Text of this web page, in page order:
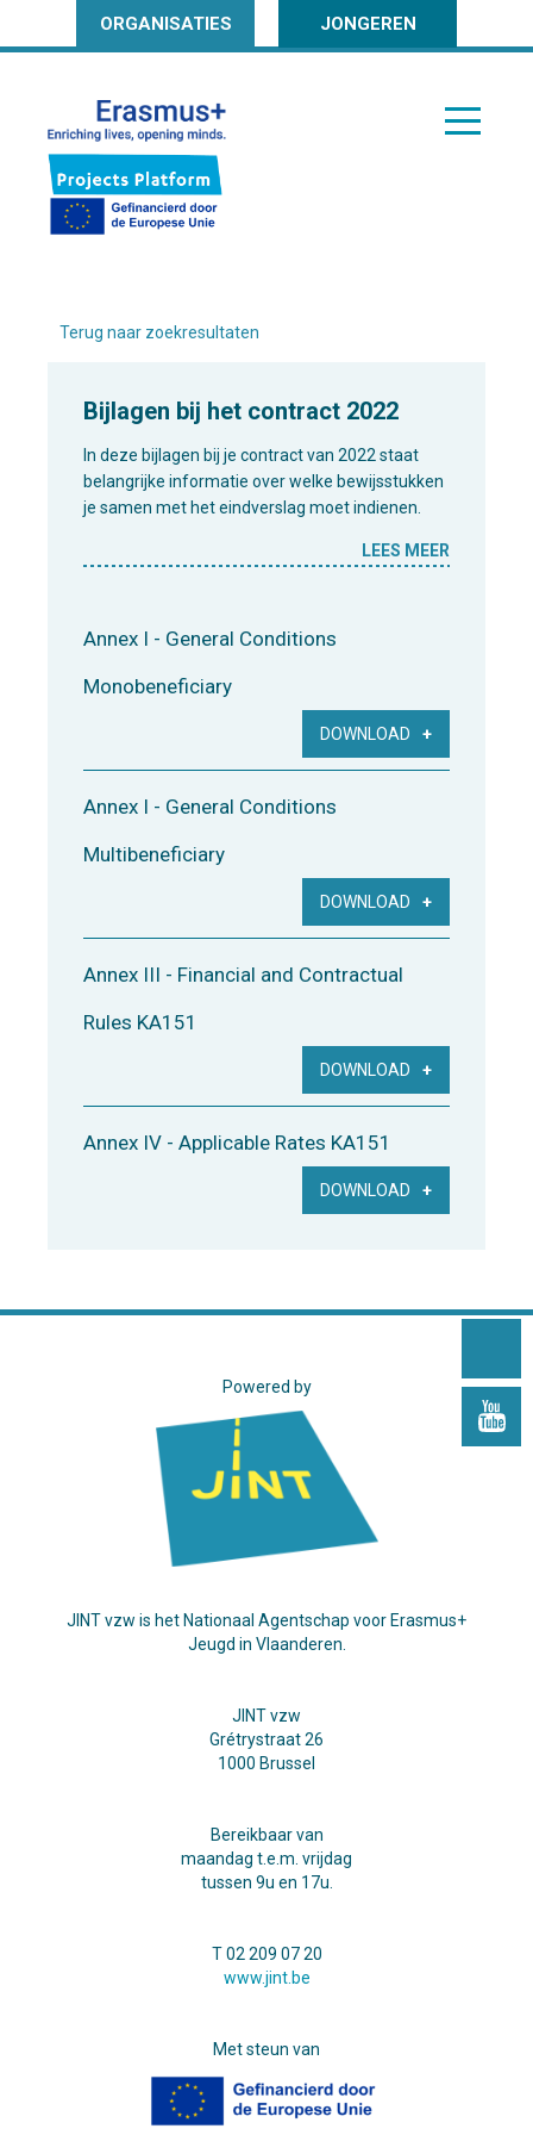
ORGANISATIES JONGEREN
Terug naar zoekresultaten
Bijlagen bij het contract 2022
In deze bijlagen bij je contract van 2022 staat
belangrijke informatie over welke bewijsstukken
je samen met het eindverslag moet indienen.
LEES MEER
Annex I - General Conditions
Monobeneficiary
DOWNLOAD
Annex I - General Conditions
Multibeneficiary
DOWNLOAD
Annex III - Financial and Contractual
Rules KA151
DOWNLOAD
Annex IV - Applicable Rates KA151
DOWNLOAD
Powered by
JINT vzw is het Nationaal Agentschap voor Erasmus+
Jeugd in Vlaanderen.
JINT vzw
Grétrystraat 26
1000 Brussel
Bereikbaar van
maandag t.e.m. vrijdag
tussen 9u en 17u.
T 02 209 07 20
www.jint.be
Met steun van